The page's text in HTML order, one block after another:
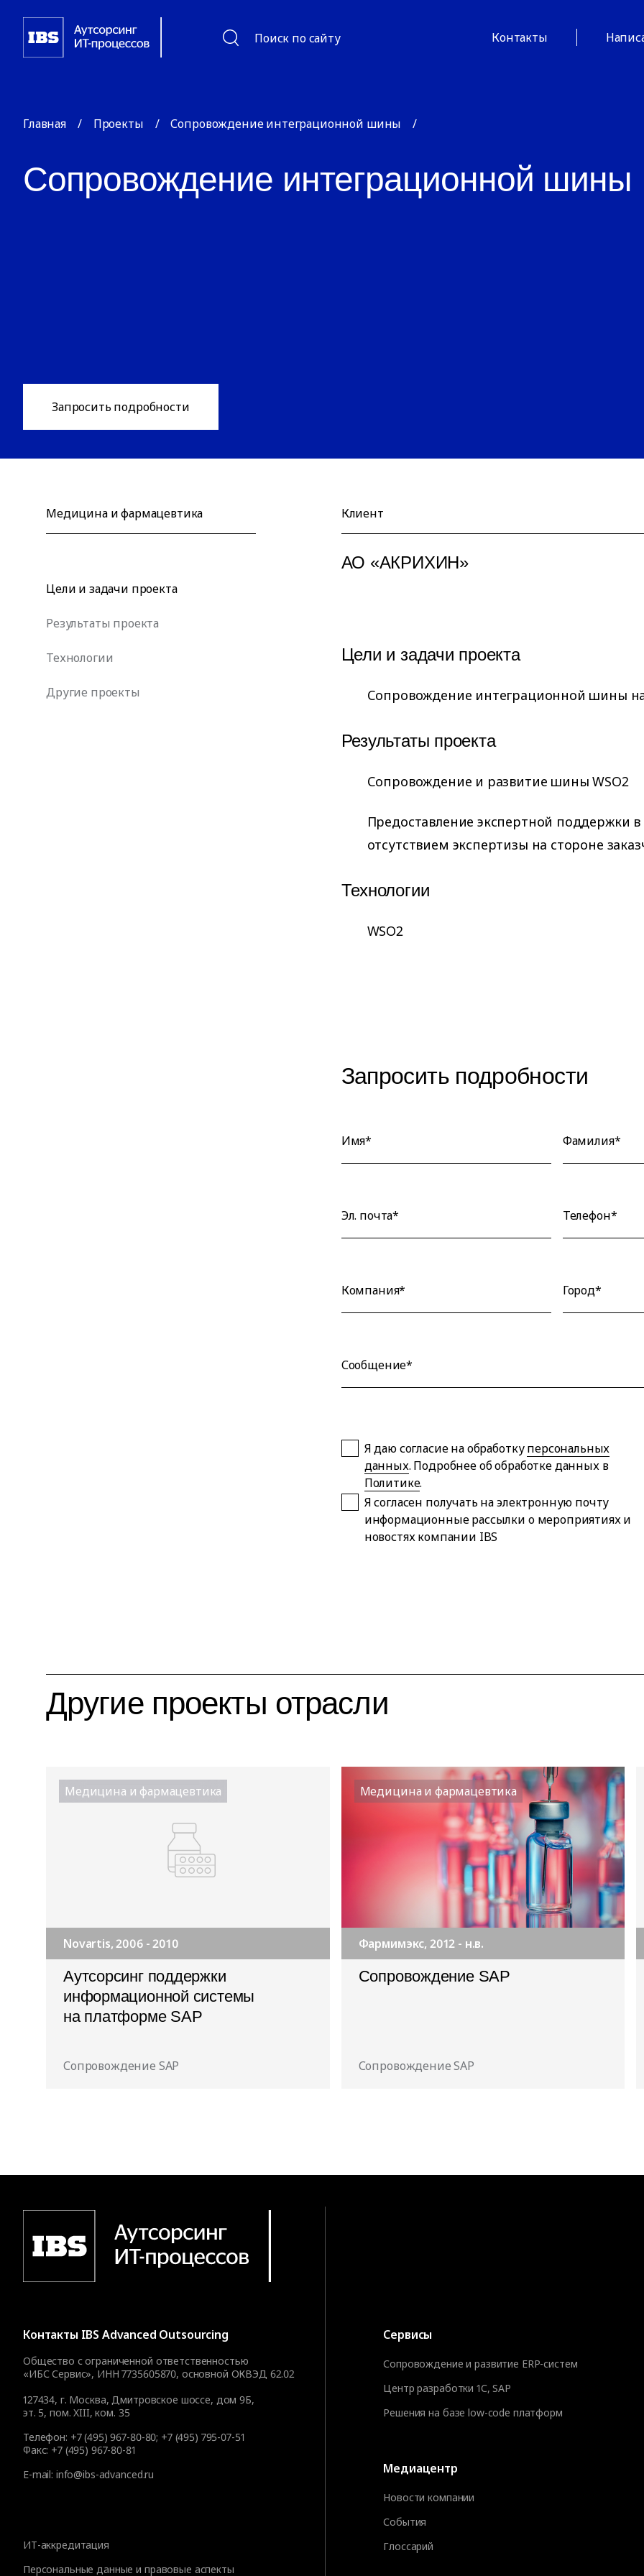
Поиск по сайту Контакты
Главная / Проекты / Сопровождение интеграционной шины /
Сопровождение интеграционной шины
Запросить подробности
Медицина и фармацевтика
Цели и задачи проекта
Результаты проекта
Технологии
Другие проекты
Клиент
АО «АКРИХИН»
Цели и задачи проекта
Сопровождение интеграционной шины на
Результаты проекта
Сопровождение и развитие шины WSO2
Предоставление экспертной поддержки в
отсутствием экспертизы на стороне
Технологии
WSO2
Запросить подробности
Имя* Фамилия*
Эл. почта* Телефон*
Компания* Город*
Сообщение*
Я даю согласие на обработкуперсональных
данных. Подробнее об обработке данных в
Политике.
Я согласен получать на электронную почту
информационные рассылки о мероприятиях и
новостях компании IBS
Другие проекты отрасли
Медицина и фармацевтика
Novartis, 2006 - 2010
Аутсорсинг поддержки
информационной системы
на платформе SAP
Сопровождение SAP
Медицина и фармацевтика
Фармимэкс, 2012 - н.в.
Cопровождение SAP
Сопровождение SAP
Контакты IBS Advanced Outsourcing
Общество с ограниченной ответственностью
«ИБС Сервис», ИНН 7735605870, основной ОКВЭД 62.02
127434, г. Москва, Дмитровское шоссе, дом 9Б,
эт. 5, пом. XIII, ком. 35
Телефон: +7 (495) 967-80-80; +7 (495) 795-07-51
Факс: +7 (495) 967-80-81
E-mail: info@ibs-advanced.ru
ИТ-аккредитация
Персональные данные и правовые аспекты
Сервисы
Сопровождение и развитие ERP-систем
Центр разработки 1С, SAP
Решения на базе low-code платформ
Медиацентр
Новости компании
События
Глоссарий